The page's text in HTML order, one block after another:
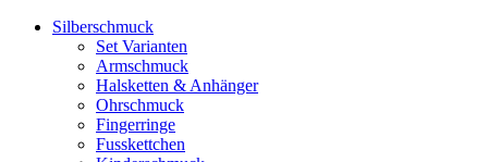
Silberschmuck
Set Varianten
Armschmuck
Halsketten & Anhänger
Ohrschmuck
Fingerringe
Fusskettchen